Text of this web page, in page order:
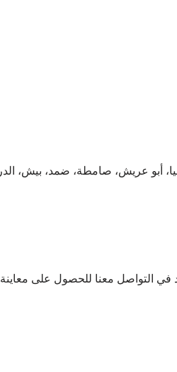
أبو عريش، صامطة، ضمد، بيش،
التواصل معنا للحصول على معاينة